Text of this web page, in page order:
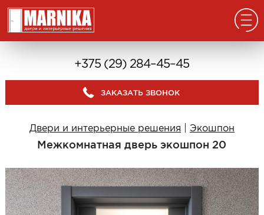
Входные двери
В дом с окном
В дом без окна
Классические в квартиру
Современные в квартиру
С отделкой из дерева
+375 (29) 284–45–45
ЗАКАЗАТЬ ЗВОНОК
Двери и интерьерные решения Экошпон
Межкомнатная дверь экошпон 20